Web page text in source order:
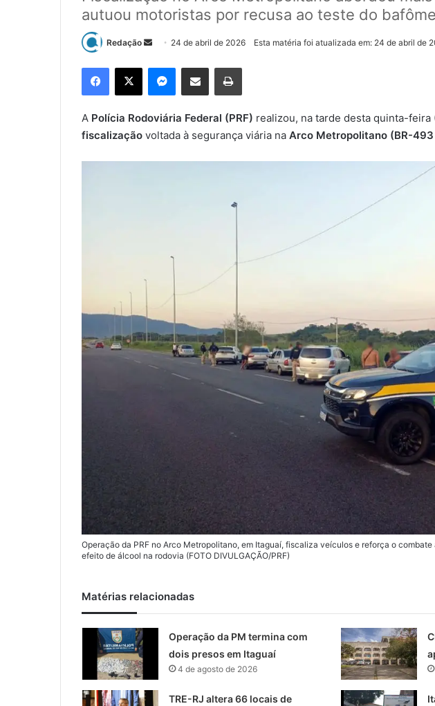
autuou motoristas por recusa ao teste do
Redação
m
e
24 de abril de 2026 Esta matéria foi atualizada em: 24 de abril de
A Polícia Rodoviária Federal (PRF) realizou, na tarde desta quinta-feira
fiscalização voltada à segurança viária na Arco Metropolitano (BR-493
Operação da PRF no Arco Metropolitano, em Itaguaí, fiscaliza veículos e reforça o
efeito de álcool na rodovia (FOTO DIVULGAÇÃO/PRF)
Matérias relacionadas
Operação da PM termina com
dois presos em Itaguaí
4 de agosto de 2026
TRE-RJ altera 66 locais de